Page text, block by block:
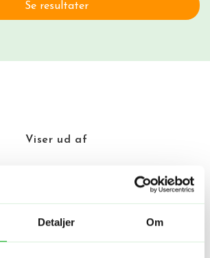
Detaljer Om
Se resultater
Viser ud af
i Atins